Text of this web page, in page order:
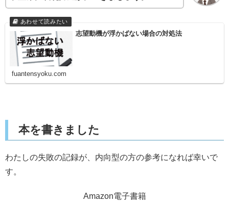
志望動機が浮かばない場合の対処法
fuantensyoku.com
本を書きました
わたしの失敗の記録が、内向型の方の参考になれば幸いで
す。
Amazon電子書籍